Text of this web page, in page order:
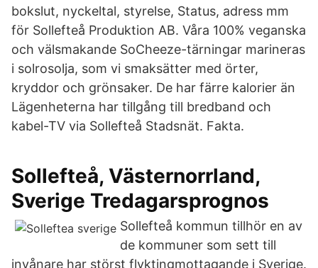
bokslut, nyckeltal, styrelse, Status, adress mm
för Sollefteå Produktion AB. Våra 100% veganska
och välsmakande SoCheeze-tärningar marineras
i solrosolja, som vi smaksätter med örter,
kryddor och grönsaker. De har färre kalorier än
Lägenheterna har tillgång till bredband och
kabel-TV via Sollefteå Stadsnät. Fakta.
Sollefteå, Västernorrland,
Sverige Tredagarsprognos
Sollefteå kommun tillhör en av
de kommuner som sett till
invånare har störst flyktingmottagande i Sverige.